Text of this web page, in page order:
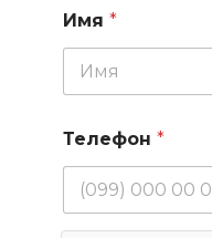
Имя *
Телефон *